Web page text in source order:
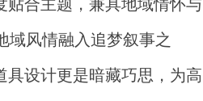
贴合主题，兼具地域情怀与
域风情融入追梦叙事之
具设计更是暗藏巧思，为高